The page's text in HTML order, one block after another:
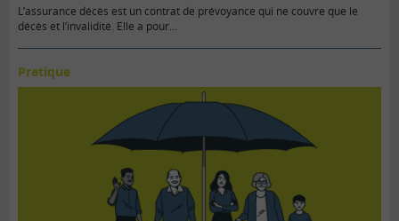
L’assurance décès est un contrat de prévoyance qui ne couvre que le
décès et l’invalidité. Elle a pour…
Pratique